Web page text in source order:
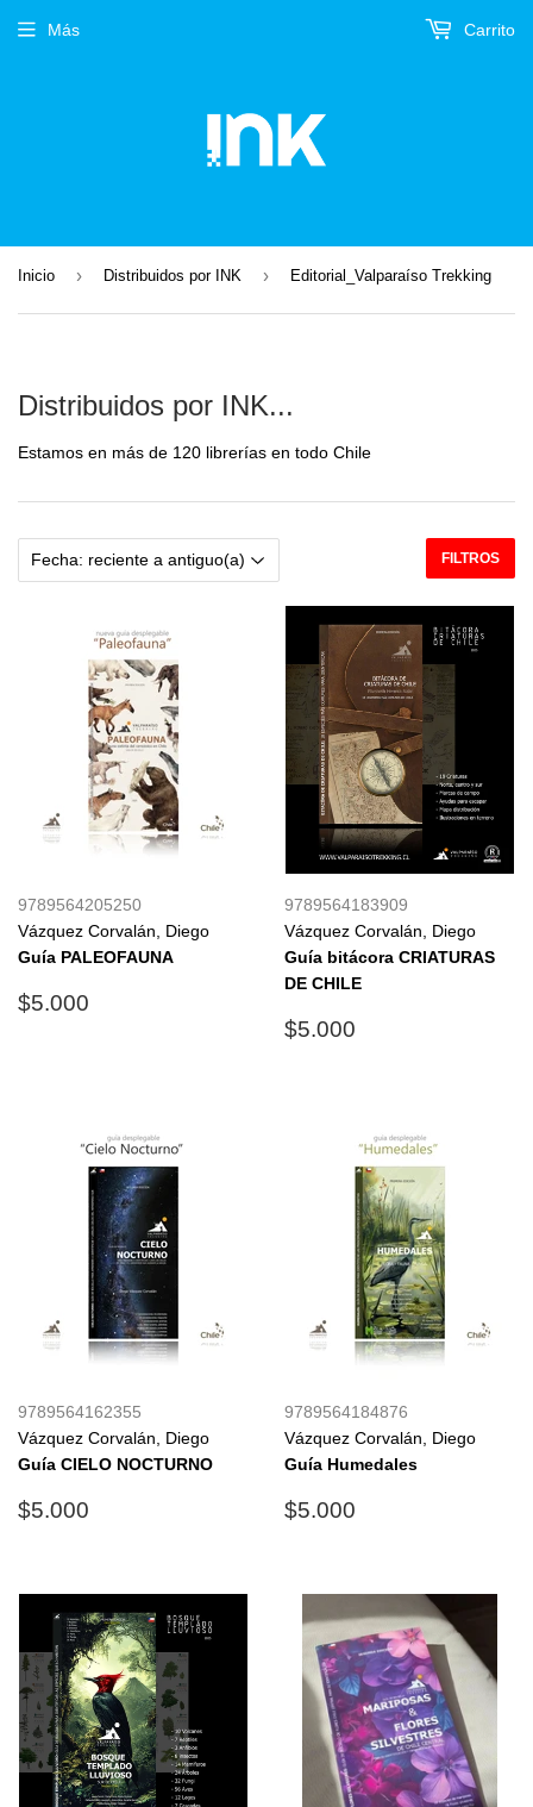
Más Carrito
Inicio › Distribuidos por INK › Editorial_Valparaíso Trekking
Distribuidos por INK...
Estamos en más de 120 librerías en todo Chile
FILTROS
9789564205250
Vázquez Corvalán, Diego
Guía PALEOFAUNA
Precio
$5.000
9789564183909
Vázquez Corvalán, Diego
Guía bitácora CRIATURAS
DE CHILE
Precio
$5.000
9789564162355
Vázquez Corvalán, Diego
Guía CIELO NOCTURNO
Precio
$5.000
9789564184876
Vázquez Corvalán, Diego
Guía Humedales
Precio
$5.000